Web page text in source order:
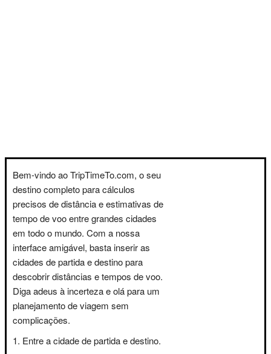
Bem-vindo ao TripTimeTo.com, o seu
destino completo para cálculos
precisos de distância e estimativas de
tempo de voo entre grandes cidades
em todo o mundo. Com a nossa
interface amigável, basta inserir as
cidades de partida e destino para
descobrir distâncias e tempos de voo.
Diga adeus à incerteza e olá para um
planejamento de viagem sem
complicações.
Entre a cidade de partida e destino.